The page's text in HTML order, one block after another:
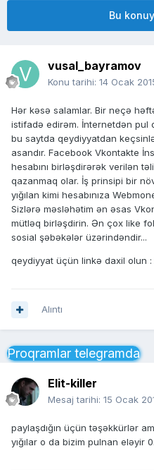
Bu
vusal_bayramov
Konu tarihi: 14 Ocak
Hər kəsə salamlar. Bir neçə
istifadə edirəm. İnternetdən pul
bu saytda qeydiyyatdan
asandır. Facebook Vkontakte
hesabını birləşdirərək verilən
qazanmaq olar. İş prinsipi bir
yığılan kimi hesabınıza
Sizlərə məsləhətim ən əsas
mütləq birləşdirin. Ən çox like
sosial şəbəkələr üzərindəndir...
qeydiyyat üçün linkə daxil olun :
Alıntı
Proqramlar telegramda
Elit-killer
Mesaj tarihi: 15 Ocak
paylaşdığın üçün təşəkkürlər
yığılar o da bizim pulnan eləyir